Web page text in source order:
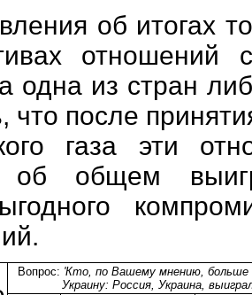
об итогах
одна из стран
что после
газа эти
об общем
Вопрос: 'Кто, по Вашему мнению, больше
Украину: Россия, Украина,